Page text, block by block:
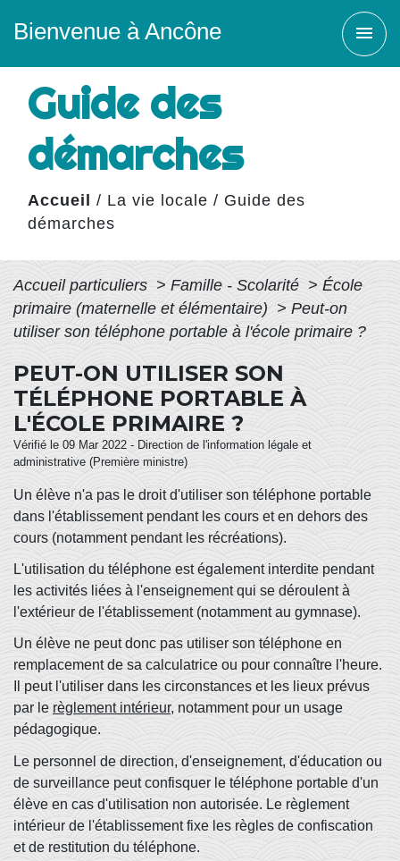
Bienvenue à Ancône menu
Guide des
démarches
Accueil / La vie locale / Guide des
démarches
Accueil particuliers > Famille - Scolarité > École
primaire (maternelle et élémentaire) > Peut-on
utiliser son téléphone portable à l'école primaire ?
PEUT-ON UTILISER SON
TÉLÉPHONE PORTABLE À
L'ÉCOLE PRIMAIRE ?
Vérifié le 09 Mar 2022 - Direction de l'information légale et
administrative (Première ministre)
Un élève n'a pas le droit d'utiliser son téléphone portable
dans l'établissement pendant les cours et en dehors des
cours (notamment pendant les récréations).
L'utilisation du téléphone est également interdite pendant
les activités liées à l'enseignement qui se déroulent à
l'extérieur de l'établissement (notamment au gymnase).
Un élève ne peut donc pas utiliser son téléphone en
remplacement de sa calculatrice ou pour connaître l'heure.
Il peut l'utiliser dans les circonstances et les lieux prévus
par le règlement intérieur, notamment pour un usage
pédagogique.
Le personnel de direction, d'enseignement, d'éducation ou
de surveillance peut confisquer le téléphone portable d'un
élève en cas d'utilisation non autorisée. Le règlement
intérieur de l'établissement fixe les règles de confiscation
et de restitution du téléphone.